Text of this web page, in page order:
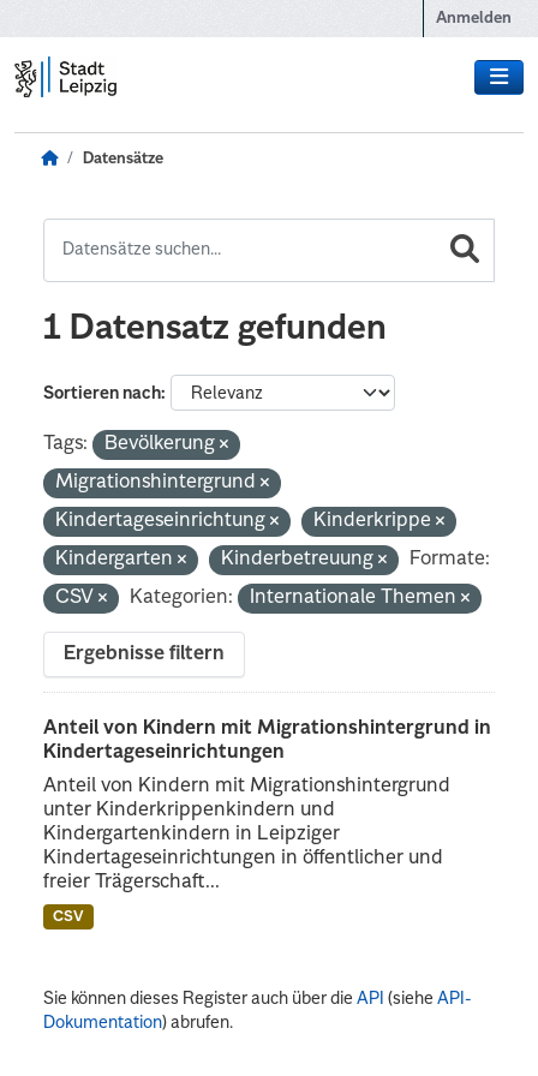
Anmelden
Datensätze
1 Datensatz gefunden
Sortieren nach
Tags:
Bevölkerung
Migrationshintergrund
Kindertageseinrichtung
Kinderkrippe
Kindergarten
Kinderbetreuung
Formate:
CSV
Kategorien: Internationale Themen
Ergebnisse filtern
Anteil von Kindern mit Migrationshintergrund in
Kindertageseinrichtungen
Anteil von Kindern mit Migrationshintergrund
unter Kinderkrippenkindern und
Kindergartenkindern in Leipziger
Kindertageseinrichtungen in öffentlicher und
freier Trägerschaft...
CSV
Sie können dieses Register auch über dieAPI (sieheAPI-
Dokumentation) abrufen.